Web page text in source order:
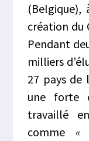
(Belgique),
création du
Pendant
milliers
27 pays de
une forte
travaillé
comme«